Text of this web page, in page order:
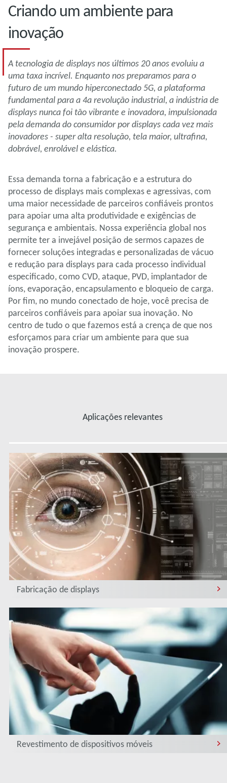
Criando um ambiente para
inovação
A tecnologia de displays nos últimos 20 anos evoluiu a
uma taxa incrível. Enquanto nos preparamos para o
futuro de um mundo hiperconectado 5G, a plataforma
fundamental para a 4a revolução industrial, a indústria de
displays nunca foi tão vibrante e inovadora, impulsionada
pela demanda do consumidor por displays cada vez mais
inovadores - super alta resolução, tela maior, ultrafina,
dobrável, enrolável e elástica.
Essa demanda torna a fabricação e a estrutura do
processo de displays mais complexas e agressivas, com
uma maior necessidade de parceiros confiáveis prontos
para apoiar uma alta produtividade e exigências de
segurança e ambientais. Nossa experiência global nos
permite ter a invejável posição de sermos capazes de
fornecer soluções integradas e personalizadas de vácuo
e redução para displays para cada processo individual
especificado, como CVD, ataque, PVD, implantador de
íons, evaporação, encapsulamento e bloqueio de carga.
Por fim, no mundo conectado de hoje, você precisa de
parceiros confiáveis para apoiar sua inovação. No
centro de tudo o que fazemos está a crença de que nos
esforçamos para criar um ambiente para que sua
inovação prospere.
Aplicações relevantes
Fabricação de displays
Revestimento de dispositivos móveis